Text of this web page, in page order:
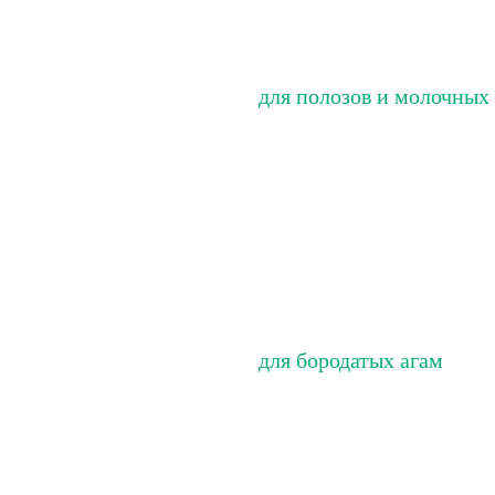
для полозов и молочных
для бородатых агам